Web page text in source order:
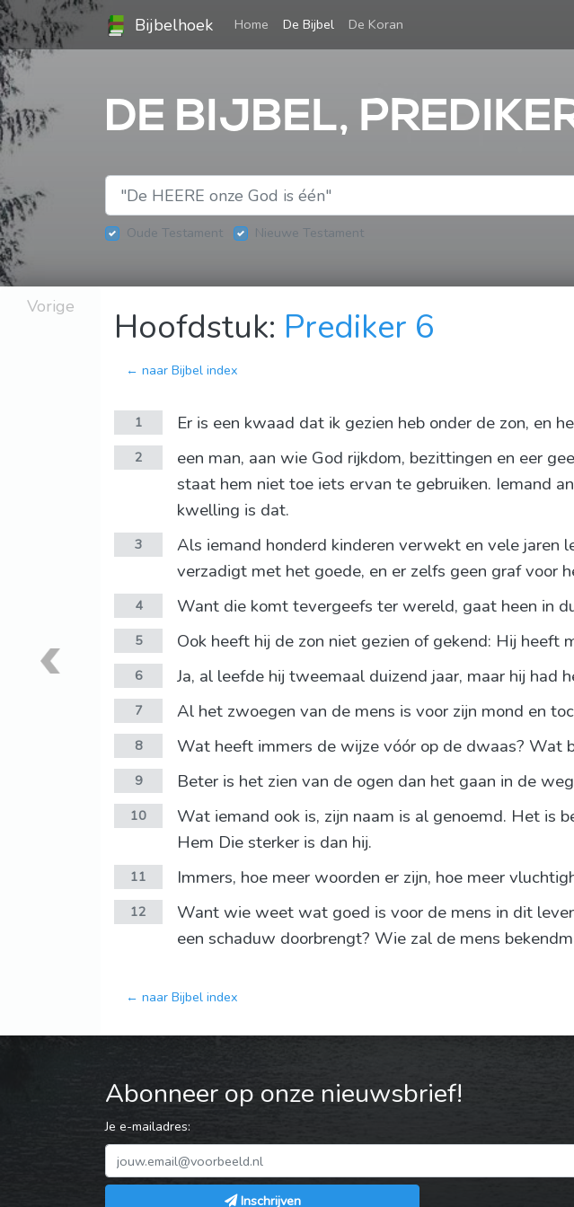
Bijbelhoek Home (current)
De Bijbel De Koran
DE BIJBEL,
Oude Testament Nieuwe Testament
Vorige Hoofdstuk: Prediker 6
← naar Bijbel index
1 Er is een kwaad dat ik gezien heb onder de zon, en
2
een man, aan wie God rijkdom, bezittingen en eer
staat hem niet toe iets ervan te gebruiken. Iemand
kwelling is dat.
3
Als iemand honderd kinderen verwekt en vele jaren
verzadigt met het goede, en er zelfs geen graf voor
4 Want die komt tevergeefs ter wereld, gaat heen in
5 Ook heeft hij de zon niet gezien of gekend: Hij heeft
6 Ja, al leefde hij tweemaal duizend jaar, maar hij had
7 Al het zwoegen van de mens is voor zijn mond en
8 Wat heeft immers de wijze vóór op de dwaas? Wat
9 Beter is het zien van de ogen dan het gaan in de
10
Wat iemand ook is, zijn naam is al genoemd. Het is
Hem Die sterker is dan hij.
11 Immers, hoe meer woorden er zijn, hoe meer
12
Want wie weet wat goed is voor de mens in dit
een schaduw doorbrengt? Wie zal de mens
← naar Bijbel index
Abonneer op onze nieuwsbrief!
Je e-mailadres:
Inschrijven